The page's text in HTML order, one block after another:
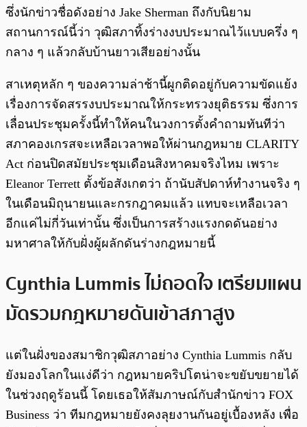
ซึ่งนักข่าวชื่อดังอย่าง Jake Sherman ถึงกับนิยาม
สถานการณ์นี้ว่า วุฒิสภาทิ้งร่างงบประมาณไว้แบบครึ่ง ๆ
กลาง ๆ แล้วกลับบ้านยาวเสียอย่างนั้น
สาเหตุหลัก ๆ ของความล่าช้านี้ผูกติดอยู่กับความขัดแย้ง
เรื่องการจัดสรรงบประมาณให้กระทรวงยุติธรรม ซึ่งการ
เลื่อนประชุมครั้งนี้ทำให้คนในวงการตั้งคำถามทันทีว่า
สภาคองเกรสจะเหลือเวลาพอให้ผ่านกฎหมาย CLARITY
Act ก่อนปิดสมัยประชุมเดือนสิงหาคมจริงไหม เพราะ
Eleanor Terrett ตั้งข้อสังเกตว่า ถ้านับสัปดาห์ทำงานจริง ๆ
ในเดือนมิถุนายนและกรกฎาคมแล้ว แทบจะเหลือเวลา
อีกแค่ไม่กี่วันเท่านั้น ซึ่งเป็นการสร้างแรงกดดันอย่าง
มหาศาลให้กับฝั่งผู้ผลักดันร่างกฎหมายนี้
Cynthia Lummis ไม่ถอดใจ เตรียมแผน
มัดรวมกฎหมายดันเข้าสภาสูง
แต่ในฝั่งของสมาชิกวุฒิสภาอย่าง Cynthia Lummis กลับ
ยังมองโลกในแง่ดีว่า กฎหมายคริปโตน่าจะขยับขยายได้
ในช่วงฤดูร้อนนี้ โดยเธอให้สัมภาษณ์กับสำนักข่าว FOX
Business ว่า ทีมกฎหมายยังคงลุยงานกันอยู่เบื้องหลัง เพื่อ